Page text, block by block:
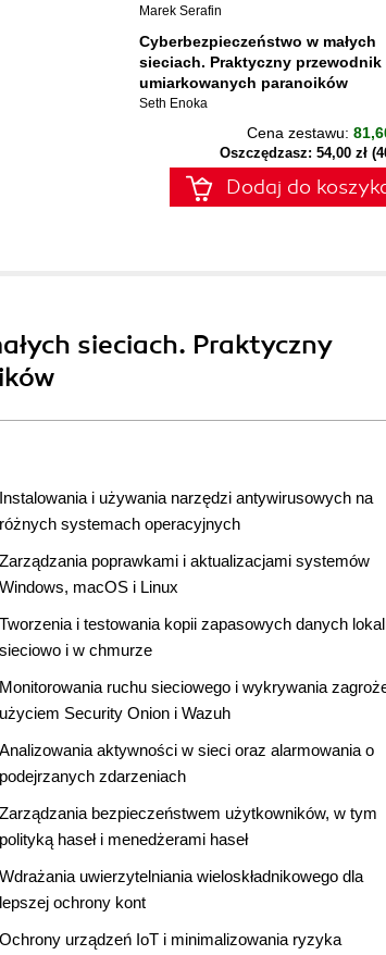
Marek Serafin
Cyberbezpieczeństwo w małych
sieciach. Praktyczny przewodnik
umiarkowanych paranoików
Seth Enoka
Cena zestawu:
Oszczędzasz: 54,00 zł
Dodaj do
sieciach. Praktyczny
Instalowania i używania narzędzi antywirusowych na
różnych systemach operacyjnych
Zarządzania poprawkami i aktualizacjami systemów
Windows, macOS i Linux
Tworzenia i testowania kopii zapasowych danych
sieciowo i w chmurze
Monitorowania ruchu sieciowego i wykrywania
użyciem Security Onion i Wazuh
Analizowania aktywności w sieci oraz alarmowania o
podejrzanych zdarzeniach
Zarządzania bezpieczeństwem użytkowników, w tym
polityką haseł i menedżerami haseł
Wdrażania uwierzytelniania wieloskładnikowego dla
lepszej ochrony kont
Ochrony urządzeń IoT i minimalizowania ryzyka